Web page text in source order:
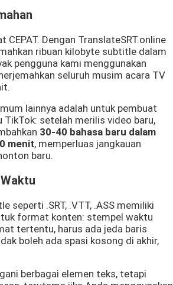
CEPAT. Dengan TranslateSRT.online
ribuan kilobyte subtitle dalam
pengguna kami menggunakan
seluruh musim acara TV
lainnya adalah untuk pembuat
TikTok: setelah merilis video baru,
30-40 bahasa baru dalam
menit, memperluas jangkauan
baru.
seperti .SRT, .VTT, .ASS memiliki
format konten: stempel waktu
tertentu, harus ada jeda baris
boleh ada spasi kosong di akhir,
berbagai elemen teks, tetapi